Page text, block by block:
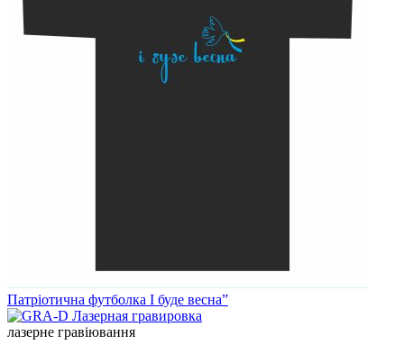
Патріотична футболка І буде весна”
лазерне гравіювання